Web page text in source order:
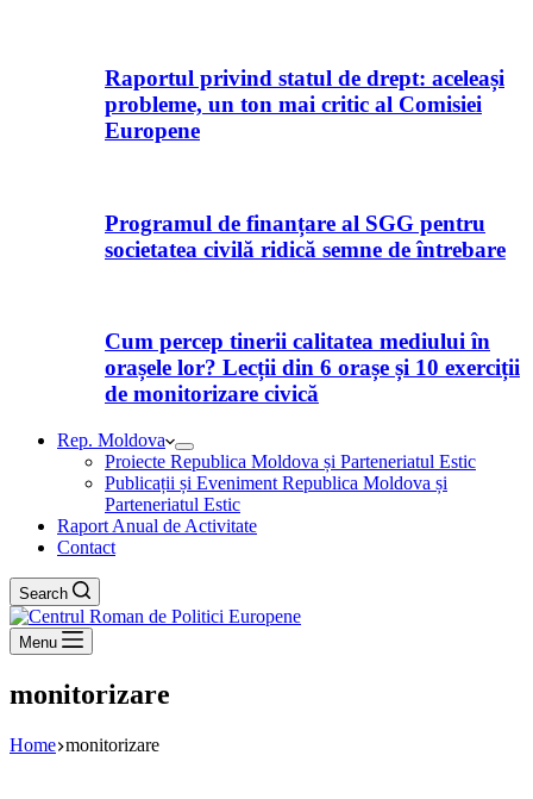
Raportul privind statul de drept: aceleași
probleme, un ton mai critic al Comisiei
Europene
Programul de finanțare al SGG pentru
societatea civilă ridică semne de întrebare
Cum percep tinerii calitatea mediului în
orașele lor? Lecții din 6 orașe și 10 exerciții
de monitorizare civică
Rep. Moldova
Proiecte Republica Moldova și Parteneriatul Estic
Publicații și Eveniment Republica Moldova și
Parteneriatul Estic
Raport Anual de Activitate
Contact
Search
Menu
monitorizare
Home monitorizare